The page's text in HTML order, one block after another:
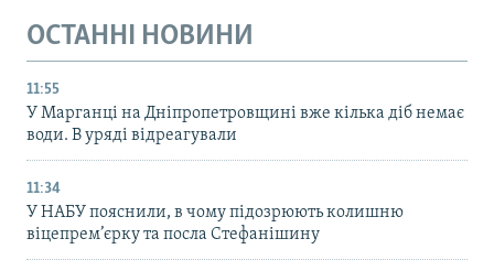
ОСТАННІ НОВИНИ
11:55
У Марганці на Дніпропетровщині вже кілька діб немає
води. В уряді відреагували
11:34
У НАБУ пояснили, в чому підозрюють колишню
віцепрем’єрку та посла Стефанішину